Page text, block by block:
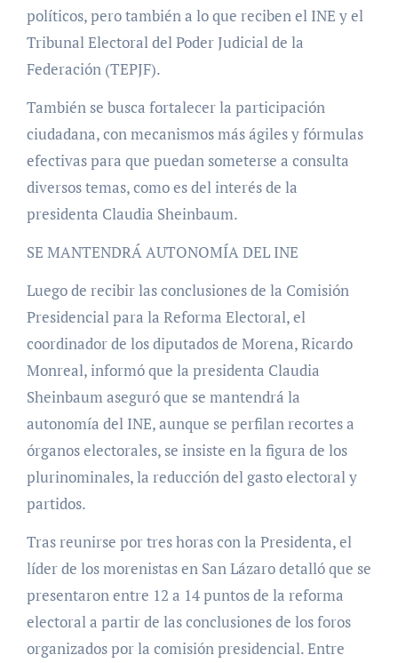
políticos, pero también a lo que reciben el INE y el
Tribunal Electoral del Poder Judicial de la
Federación (TEPJF).
También se busca fortalecer la participación
ciudadana, con mecanismos más ágiles y fórmulas
efectivas para que puedan someterse a consulta
diversos temas, como es del interés de la
presidenta Claudia Sheinbaum.
SE MANTENDRÁ AUTONOMÍA DEL INE
Luego de recibir las conclusiones de la Comisión
Presidencial para la Reforma Electoral, el
coordinador de los diputados de Morena, Ricardo
Monreal, informó que la presidenta Claudia
Sheinbaum aseguró que se mantendrá la
autonomía del INE, aunque se perfilan recortes a
órganos electorales, se insiste en la figura de los
plurinominales, la reducción del gasto electoral y
partidos.
Tras reunirse por tres horas con la Presidenta, el
líder de los morenistas en San Lázaro detalló que se
presentaron entre 12 a 14 puntos de la reforma
electoral a partir de las conclusiones de los foros
organizados por la comisión presidencial. Entre